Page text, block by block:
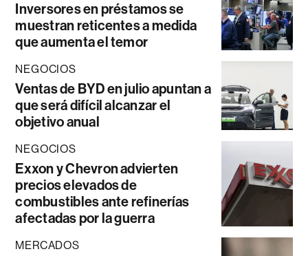
Inversores en préstamos se
muestran reticentes a medida
que aumenta el temor
NEGOCIOS
Ventas de BYD en julio apuntan a
que será difícil alcanzar el
objetivo anual
NEGOCIOS
Exxon y Chevron advierten
precios elevados de
combustibles ante refinerías
afectadas por la guerra
MERCADOS